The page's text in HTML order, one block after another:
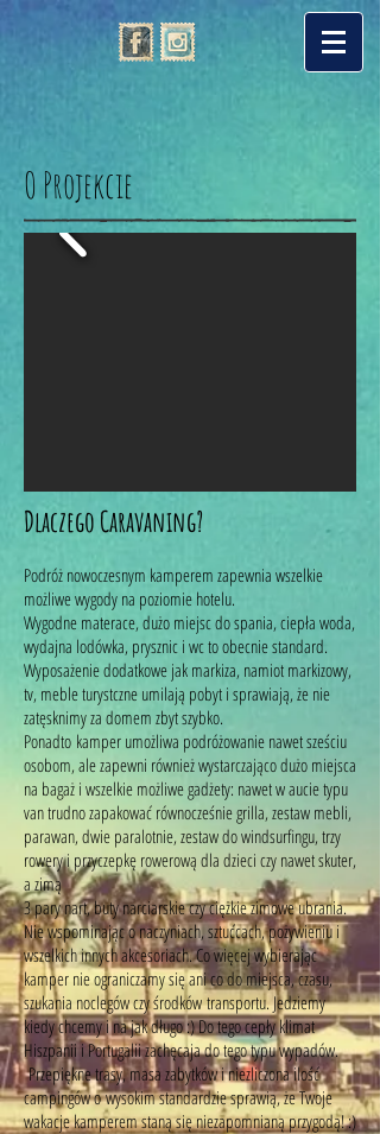
O Projekcie
Dlaczego Caravaning?
Podróż nowoczesnym kamperem zapewnia wszelkie
możliwe wygody na poziomie hotelu.
Wygodne materace, dużo miejsc do spania, ciepła woda,
wydajna lodówka, prysznic i wc to obecnie standard.
Wyposażenie dodatkowe jak markiza, namiot markizowy,
tv, meble turystczne umilają pobyt i sprawiają, że nie
zatęsknimy za domem zbyt szybko.
Ponadto kamper umożliwa podróżowanie nawet sześciu
osobom, ale zapewni również wystarczająco dużo miejsca
na bagaż i wszelkie możliwe gadżety: nawet w aucie typu
van trudno zapakować równocześnie grilla, zestaw mebli,
parawan, dwie paralotnie, zestaw do windsurfingu, trzy
rowery i przyczepkę rowerową dla dzieci czy nawet skuter,
a zimą
3 pary nart, buty narciarskie czy ciężkie zimowe ubrania.
Nie wspominając o naczyniach, sztućcach, pożywieniu i
wszelkich innych akcesoriach. Co więcej wybierając
kamper nie ograniczamy się ani co do miejsca, czasu,
szukania noclegów czy środków transportu. Jedziemy
kiedy chcemy i na jak długo :) Do tego cepły klimat
Hiszpanii i Portugalii zachęcaja do tego typu wypadów.
Przepiękne trasy, masa zabytków i niezliczona ilość
campingów o wysokim standardzie sprawią, że Twoje
wakacje kamperem staną się niezapomnianą przygodą! :)